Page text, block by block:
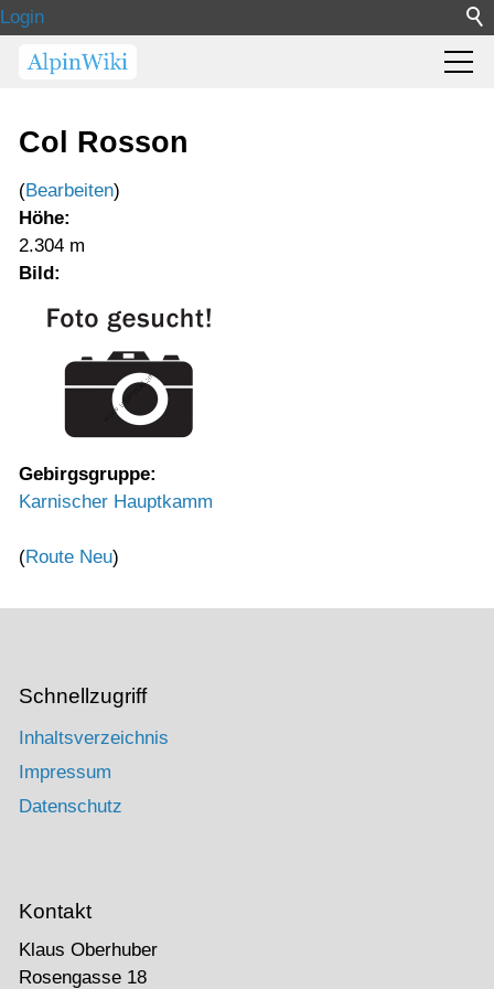
Login
Col Rosson
(Bearbeiten)
Höhe:
2.304 m
Bild:
Gebirgsgruppe:
Karnischer Hauptkamm
(Route Neu)
Schnellzugriff
Inhaltsverzeichnis
Impressum
Datenschutz
Kontakt
Klaus Oberhuber
Rosengasse 18